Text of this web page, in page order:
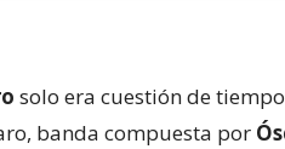
solo era cuestión de
banda compuesta por